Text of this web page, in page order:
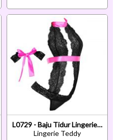
L0729 - Baju Tidur Lingerie Teddy Bodysuit Dress Halter Hitam Ikat Tangan
Lingerie Teddy